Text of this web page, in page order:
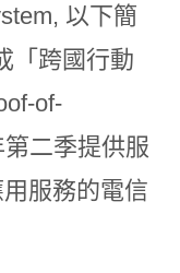
以下簡
「跨國行動
of-
二季提供服
服務的電信